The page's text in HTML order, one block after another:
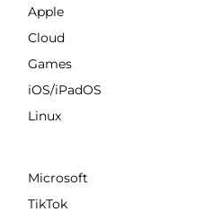
Apple
Cloud
Games
iOS/iPadOS
Linux
Microsoft
TikTok